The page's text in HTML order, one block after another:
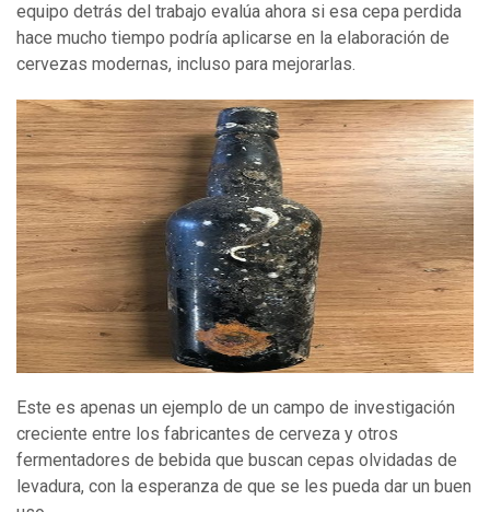
equipo detrás del trabajo evalúa ahora si esa cepa perdida
hace mucho tiempo podría aplicarse en la elaboración de
cervezas modernas, incluso para mejorarlas.
Este es apenas un ejemplo de un campo de investigación
creciente entre los fabricantes de cerveza y otros
fermentadores de bebida que buscan cepas olvidadas de
levadura, con la esperanza de que se les pueda dar un buen